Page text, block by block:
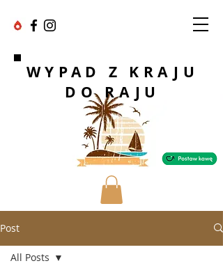
WYPAD Z KRAJU
DO RAJU
Post
All Posts